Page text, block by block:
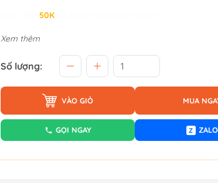
50K
Xem thêm
Số lượng:
VÀO GIỎ MUA
GỌI NGAY Z ZALO